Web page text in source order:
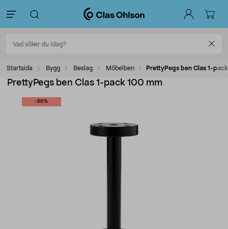
Startsida Bygg Beslag Möbelben PrettyPegs ben Clas 1-
PrettyPegs ben Clas 1-pack 100 mm
-50%